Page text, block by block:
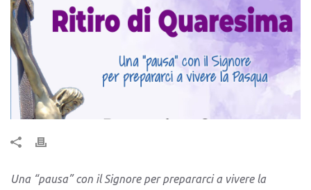
Una “pausa” con il Signore per prepararci a vivere la